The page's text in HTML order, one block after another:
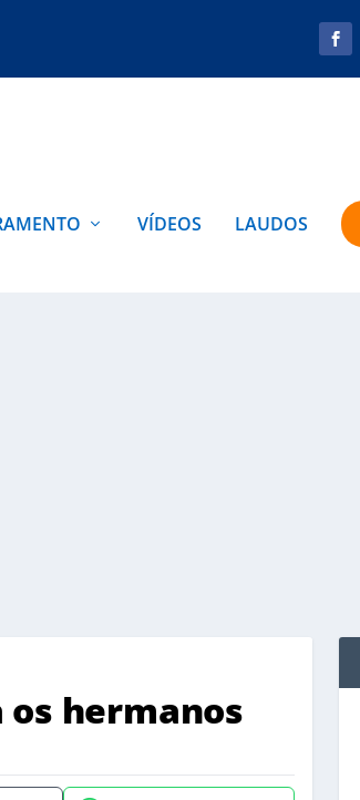
VÍDEOS LAUDOS
os hermanos